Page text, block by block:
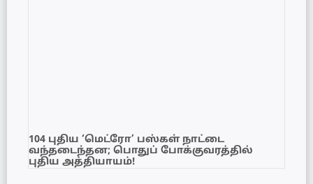
104 புதிய ‘மெட்ரோ’ பஸ்கள் நாட்டை
வந்தடைந்தன; பொதுப் போக்குவரத்தில்
புதிய அத்தியாயம்!